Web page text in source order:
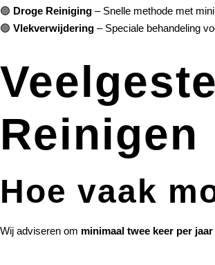
🟢 Droge Reiniging – Snelle methode met
🟢 Vlekverwijdering – Speciale behandeling
Reinigen
Hoe vaak
Wij adviseren om minimaal twee keer per jaar